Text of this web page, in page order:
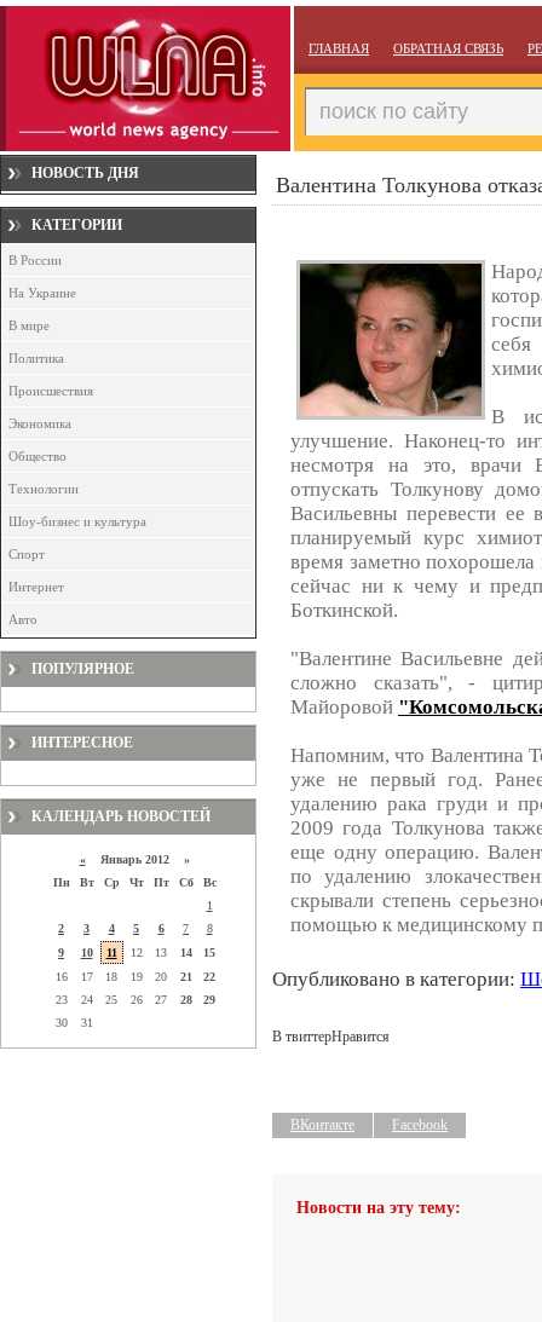
ГЛАВНАЯ ОБРАТНАЯ СВЯЗЬ
НОВОСТЬ ДНЯ
КАТЕГОРИИ
В России
На Украине
В мире
Политика
Происшествия
Экономика
Общество
Технологии
Шоу-бизнес и культура
Спорт
Интернет
Авто
ПОПУЛЯРНОЕ
ИНТЕРЕСНОЕ
КАЛЕНДАРЬ НОВОСТЕЙ
«Январь 2012 »
Пн
Вт Ср Чт Пт Сб
Вс
1
2
3 4 5 6 7
8
9
10 11 12 13 14
15
16
17 18 19 20 21
22
23
24 25 26 27 28
29
30
31
Валентина Толкунова
В
улучшение. Наконец-то
несмотря на это, врачи
отпускать Толкунову
Васильевны перевести ее
планируемый курс
время заметно похорошела
сейчас ни к чему и
Боткинской.
"Валентине Васильевне
сложно сказать", -
Майоровой
Напомним, что Валентина
уже не первый год.
удалению рака груди и
2009 года Толкунова
еще одну операцию.
по удалению
скрывали степень
помощью к медицинскому
Опубликовано в категории:
В твиттерНравится
ВКонтакте Facebook
Новости на эту тему: